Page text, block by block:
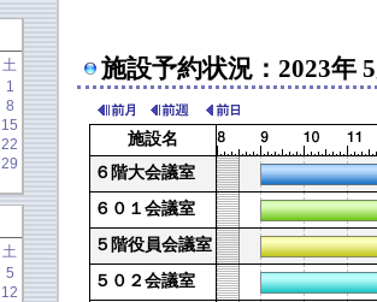
施設予約状況：2023年
施設名
６階大会議室
６０１会議室
５階役員会議室
５０２会議室
土
1
8
15
22
29
土
5
12